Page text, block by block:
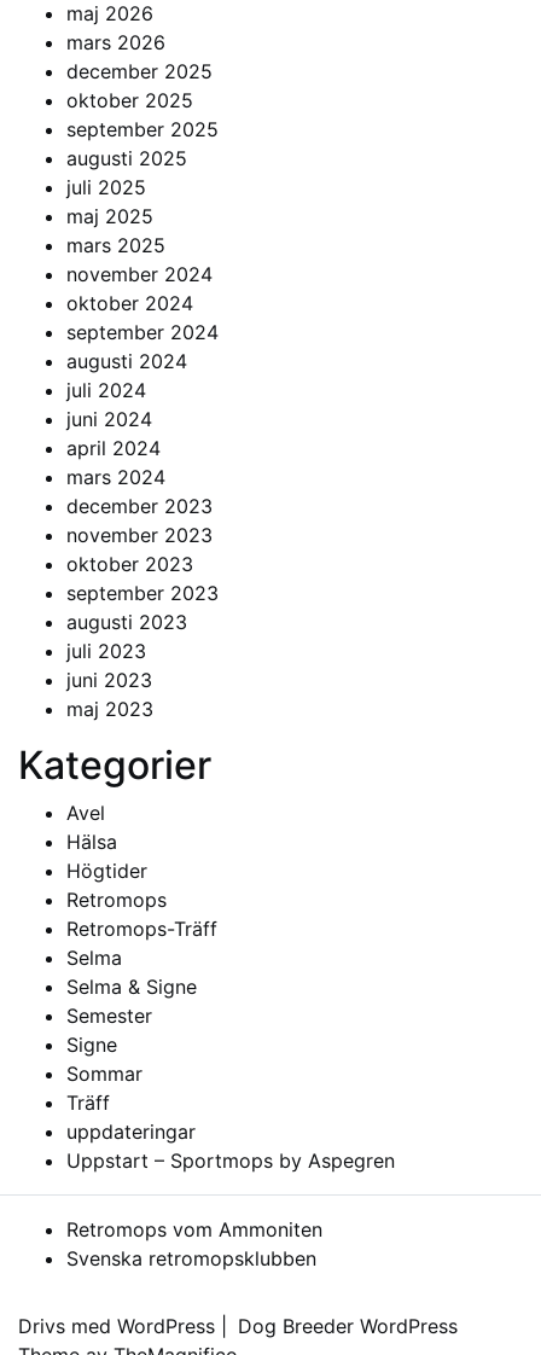
maj 2026
mars 2026
december 2025
oktober 2025
september 2025
augusti 2025
juli 2025
maj 2025
mars 2025
november 2024
oktober 2024
september 2024
augusti 2024
juli 2024
juni 2024
april 2024
mars 2024
december 2023
november 2023
oktober 2023
september 2023
augusti 2023
juli 2023
juni 2023
maj 2023
Kategorier
Avel
Hälsa
Högtider
Retromops
Retromops-Träff
Selma
Selma & Signe
Semester
Signe
Sommar
Träff
uppdateringar
Uppstart – Sportmops by Aspegren
Retromops vom Ammoniten
Svenska retromopsklubben
Drivs med WordPress
Dog Breeder WordPress